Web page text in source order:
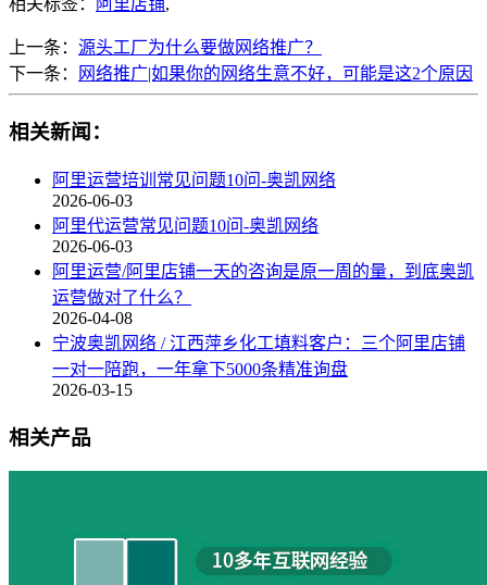
上一条： 源头工厂为什么要做网络推广？
下一条：
网络推广|如果你的网络生意不好，可能是这2个原因
相关新闻：
阿里运营培训常见问题10问-奥凯网络
2026-06-03
阿里代运营常见问题10问-奥凯网络
2026-06-03
阿里运营/阿里店铺一天的咨询是原一周的量，到底奥凯
运营做对了什么？
2026-04-08
宁波奥凯网络 / 江西萍乡化工填料客户：三个阿里店铺
一对一陪跑，一年拿下5000条精准询盘
2026-03-15
相关产品